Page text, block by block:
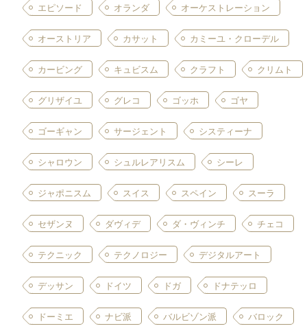
エピソード オランダ オーケストレーション
オーストリア カサット カミーユ・クローデル
カービング キュビスム クラフト クリムト
グリザイユ グレコ ゴッホ ゴヤ
ゴーギャン サージェント システィーナ
シャロウン シュルレアリスム シーレ
ジャポニスム スイス スペイン スーラ
セザンヌ ダヴィデ ダ・ヴィンチ チェコ
テクニック テクノロジー デジタルアート
デッサン ドイツ ドガ ドナテッロ
ドーミエ ナビ派 バルビゾン派 バロック